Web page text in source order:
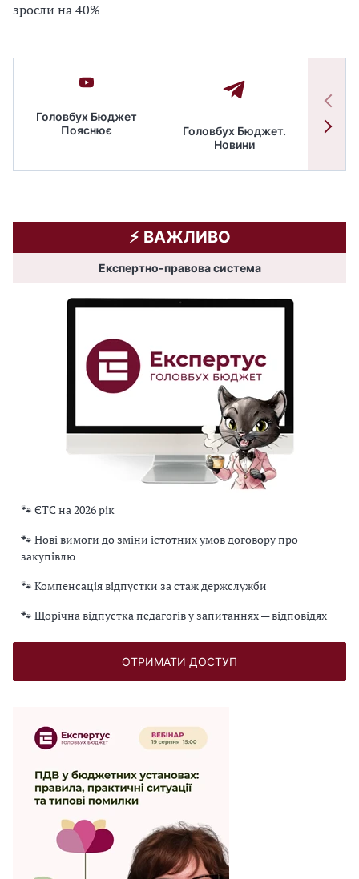
зросли на 40%
Головбух Бюджет
Пояснює
Головбух Бюджет.
Новини
⚡️ ВАЖЛИВО
Експертно-правова система
🐾 ЄТС на 2026 рік
🐾 Нові вимоги до зміни істотних умов договору про
закупівлю
🐾 Компенсація відпустки за стаж держслужби
🐾 Щорічна відпустка педагогів у запитаннях — відповідях
ОТРИМАТИ ДОСТУП